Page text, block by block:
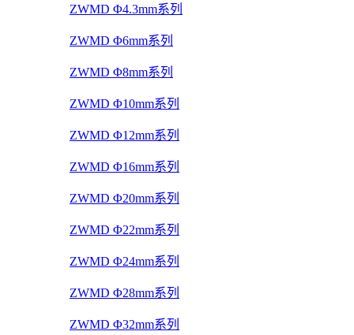
ZWMD Φ4.3mm系列
ZWMD Φ6mm系列
ZWMD Φ8mm系列
ZWMD Φ10mm系列
ZWMD Φ12mm系列
ZWMD Φ16mm系列
ZWMD Φ20mm系列
ZWMD Φ22mm系列
ZWMD Φ24mm系列
ZWMD Φ28mm系列
ZWMD Φ32mm系列